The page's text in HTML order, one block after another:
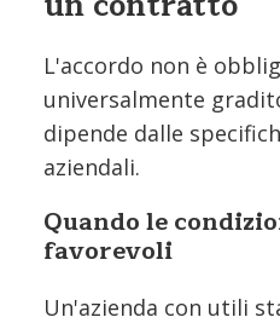
L'accordo non è
universalmente
dipende dalle
aziendali.
Quando le
favorevoli
Un'azienda con utili